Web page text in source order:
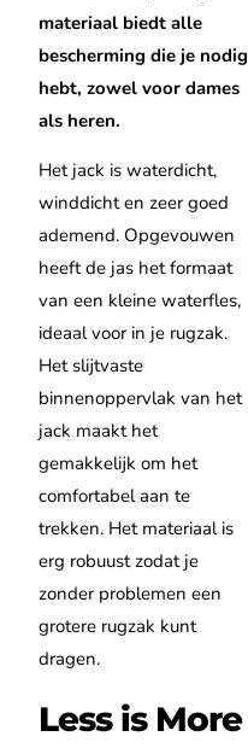
materiaal biedt alle
bescherming die je nodig
hebt, zowel voor dames
als heren.
Het jack is waterdicht,
winddicht en zeer goed
ademend. Opgevouwen
heeft de jas het formaat
van een kleine waterfles,
ideaal voor in je rugzak.
Het slijtvaste
binnenoppervlak van het
jack maakt het
gemakkelijk om het
comfortabel aan te
trekken. Het materiaal is
erg robuust zodat je
zonder problemen een
grotere rugzak kunt
dragen.
Less is More